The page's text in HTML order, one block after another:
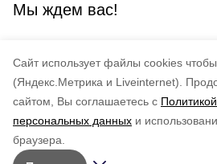
Cайт использует файлы cookies чтобы
(Яндекс.Метрика и Liveinternet).
сайтом, Вы соглашаетесь с
персональных данных и
браузера.
Мы ждем вас!
методикоинновационной работы
библиотеки им. М.С.Мицуля
по оценке
5